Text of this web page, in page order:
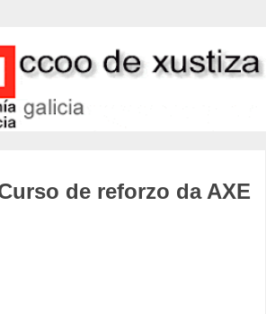
de reforzo da AXE